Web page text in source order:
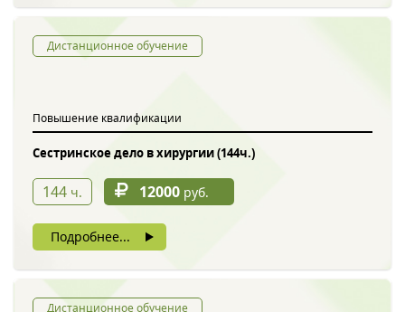
Дистанционное обучение
Повышение квалификации
Сестринское дело в хирургии (144ч.)
144 ч. 12000 руб.
Подробнее...
Дистанционное обучение